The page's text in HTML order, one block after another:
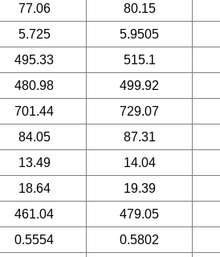
77.06 80.15
5.725 5.9505
495.33 515.1
480.98 499.92
701.44 729.07
84.05 87.31
13.49 14.04
18.64 19.39
461.04 479.05
0.5554 0.5802